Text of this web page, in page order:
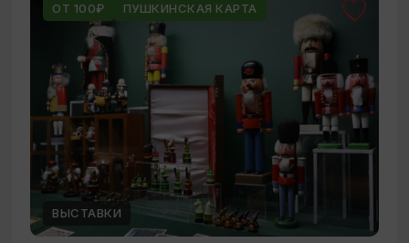
ОТ 100₽ ПУШКИНСКАЯ КАРТА
ВЫСТАВКИ